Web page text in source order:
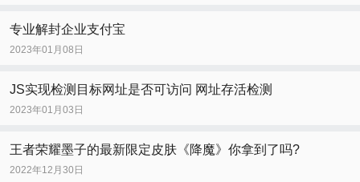
专业解封企业支付宝
2023年01月08日
JS实现检测目标网址是否可访问 网址存活检测
2023年01月03日
王者荣耀墨子的最新限定皮肤《降魔》你拿到了吗?
2022年12月30日